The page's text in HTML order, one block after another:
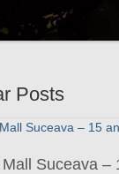
Posts
Suceava –